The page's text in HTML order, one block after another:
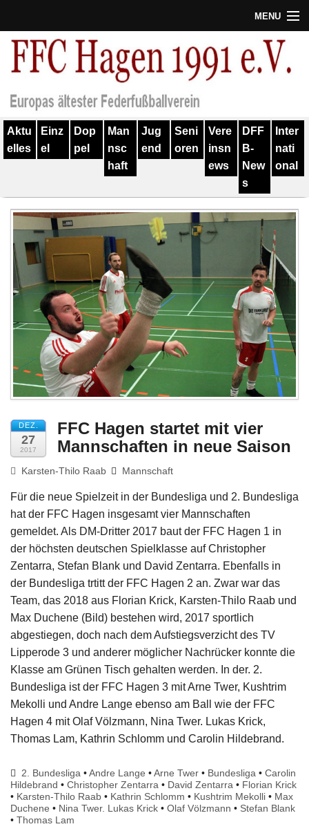
MENU
Termine
Verein
Geschichte
Training
Spieler
Kontakt
Links
Impressum
Aktu
elles
Einz
el
Dop
pel
Man
nsc
haft
Jug
end
Seni
oren
Vere
insn
ews
DFF
B-
New
s
Inter
nati
onal
DEZ.
27
2017
FFC Hagen startet mit vier
Mannschaften in neue Saison
Karsten-Thilo Raab Mannschaft
Für die neue Spielzeit in der Bundesliga und 2. Bundesliga
hat der FFC Hagen insgesamt vier Mannschaften
gemeldet. Als DM-Dritter 2017 baut der FFC Hagen 1 in
der höchsten deutschen Spielklasse auf Christopher
Zentarra, Stefan Blank und David Zentarra. Ebenfalls in
der Bundesliga trtitt der FFC Hagen 2 an. Zwar war das
Team, das 2018 aus Florian Krick, Karsten-Thilo Raab und
Max Duchene (Bild) bestehen wird, 2017 sportlich
abgestiegen, doch nach dem Aufstiegsverzicht des TV
Lipperode 3 und anderer möglicher Nachrücker konnte die
Klasse am Grünen Tisch gehalten werden. In der. 2.
Bundesliga ist der FFC Hagen 3 mit Arne Twer, Kushtrim
Mekolli und Andre Lange ebenso am Ball wie der FFC
Hagen 4 mit Olaf Völzmann, Nina Twer. Lukas Krick,
Thomas Lam, Kathrin Schlomm und Carolin Hildebrand.
2. Bundesliga •Andre Lange •Arne Twer • Bundesliga •Carolin
Hildebrand • Christopher Zentarra • David Zentarra • Florian Krick
• Karsten-Thilo Raab • Kathrin Schlomm • Kushtrim Mekolli • Max
Duchene • Nina Twer. Lukas Krick • Olaf Völzmann • Stefan Blank
• Thomas Lam